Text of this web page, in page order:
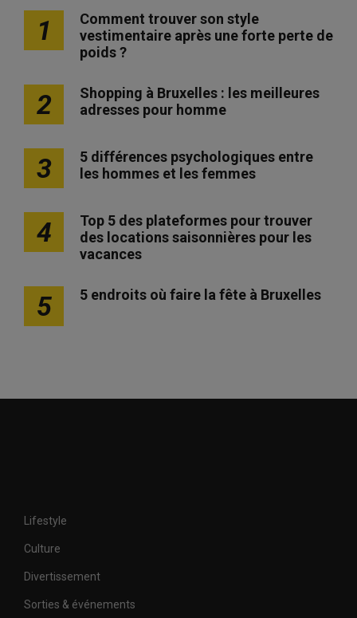
1
Comment trouver son style
vestimentaire après une forte perte de
poids ?
2
Shopping à Bruxelles : les meilleures
adresses pour homme
3
5 différences psychologiques entre
les hommes et les femmes
4
Top 5 des plateformes pour trouver
des locations saisonnières pour les
vacances
5 5 endroits où faire la fête à Bruxelles
Lifestyle
Culture
Divertissement
Sorties & événements